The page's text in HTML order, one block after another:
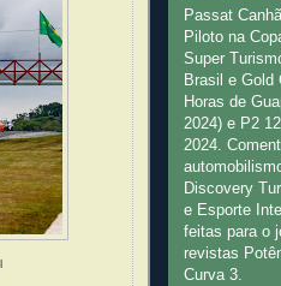
Passat
Piloto na
Super
Brasil e
Horas de
2024) e P2
2024.
Discovery
e Esporte
feitas para o
revistas
Curva 3.